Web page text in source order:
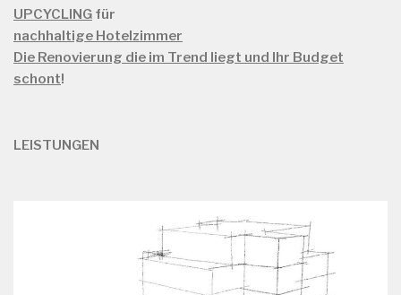
UPCYCLING für
nachhaltige Hotelzimmer
Die Renovierung die im Trend liegt und Ihr Budget
schont!
LEISTUNGEN